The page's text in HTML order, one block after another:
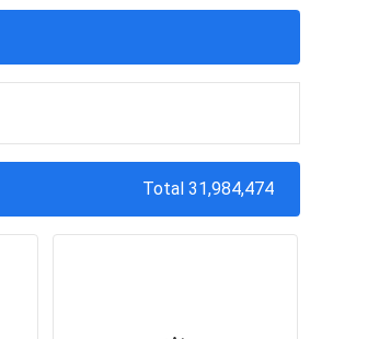
Total 31,984,474